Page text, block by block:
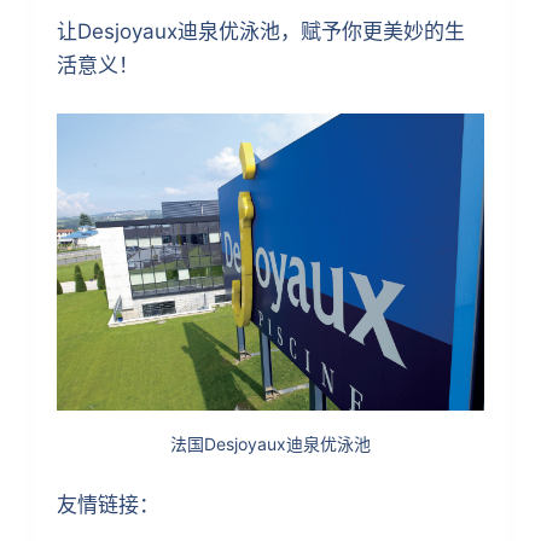
让Desjoyaux迪泉优泳池，赋予你更美妙的生
活意义！
法国Desjoyaux迪泉优泳池
友情链接：